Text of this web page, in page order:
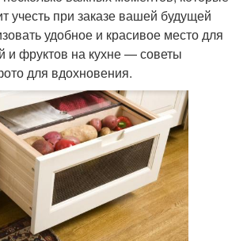
учесть при заказе вашей будущей
удобное и красивое место для
и фруктов на кухне — советы
для вдохновения.